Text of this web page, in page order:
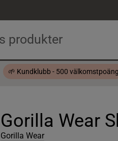
🌱 Kundklubb - 500 välkomstpoäng
Gorilla Wear
Gorilla Wear